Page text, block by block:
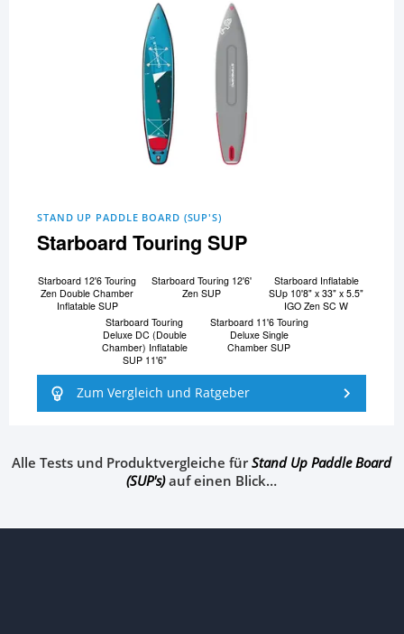
STAND UP PADDLE BOARD (SUP'S)
Starboard Touring SUP
Starboard 12'6 Touring
Zen Double Chamber
Inflatable SUP
Starboard Touring 12'6'
Zen SUP
Starboard Inflatable
SUp 10'8" x 33" x 5.5"
IGO Zen SC W
Starboard Touring
Deluxe DC (Double
Chamber) Inflatable
SUP 11'6"
Starboard 11'6 Touring
Deluxe Single
Chamber SUP
Zum Vergleich und Ratgeber
Alle Tests und Produktvergleiche fürStand Up Paddle Board
(SUP's)auf einen Blick…